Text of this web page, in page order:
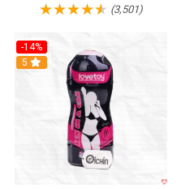
(3,501)
-14%
Hot
5